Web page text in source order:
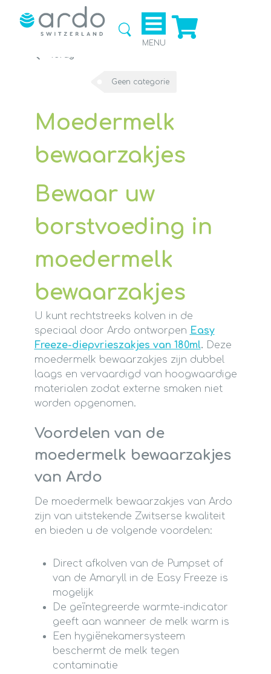
MENU
Terug
Geen categorie
Moedermelk
bewaarzakjes
Bewaar uw
borstvoeding in
moedermelk
bewaarzakjes
U kunt rechtstreeks kolven in de
speciaal door Ardo ontworpen Easy
Freeze-diepvrieszakjes van 180ml. Deze
moedermelk bewaarzakjes zijn dubbel
laags en vervaardigd van hoogwaardige
materialen zodat externe smaken niet
worden opgenomen.
Voordelen van de
moedermelk bewaarzakjes
van Ardo
De moedermelk bewaarzakjes van Ardo
zijn van uitstekende Zwitserse kwaliteit
en bieden u de volgende voordelen:
Direct afkolven van de Pumpset of
van de Amaryll in de Easy Freeze is
mogelijk
De geïntegreerde warmte-indicator
geeft aan wanneer de melk warm is
Een hygiënekamersysteem
beschermt de melk tegen
contaminatie